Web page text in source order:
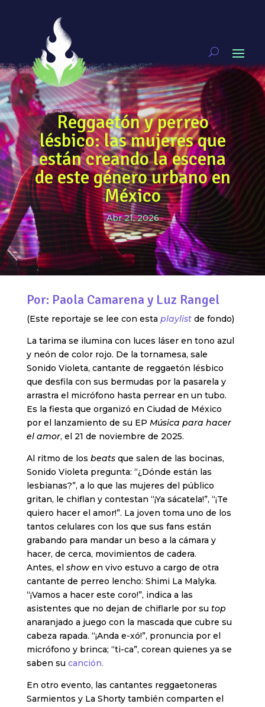
Reggaetón y perreo
lésbico: las mujeres que
están creando la escena
de este género urbano en
México
Abr 21, 2026
Por: Paola Camarena y Luz Rangel
(Este reportaje se lee con esta playlistde fondo)
La tarima se ilumina con luces láser en tono azul
y neón de color rojo. De la tornamesa, sale
Sonido Violeta, cantante de reggaetón lésbico
que desfila con sus bermudas por la pasarela y
arrastra el micrófono hasta perrear en un tubo.
Es la fiesta que organizó en Ciudad de México
por el lanzamiento de su EP Música para hacer
el amor, el 21 de noviembre de 2025.
Al ritmo de los beatsque salen de las bocinas,
Sonido Violeta pregunta: “¿Dónde están las
lesbianas?”, a lo que las mujeres del público
gritan, le chiflan y contestan “¡Ya sácatela!”, “¡Te
quiero hacer el amor!”. La joven toma uno de los
tantos celulares con los que sus fans están
grabando para mandar un beso a la cámara y
hacer, de cerca, movimientos de cadera.
Antes, el showen vivo estuvo a cargo de otra
cantante de perreo lencho: Shimi La Malyka.
“¡Vamos a hacer este coro!”, indica a las
asistentes que no dejan de chiflarle por su top
anaranjado a juego con la mascada que cubre su
cabeza rapada. “¡Anda e-xó!”, pronuncia por el
micrófono y brinca; “ti-ca”, corean quienes ya se
saben su canción.
En otro evento, las cantantes reggaetoneras
Sarmientos y La Shorty también comparten el